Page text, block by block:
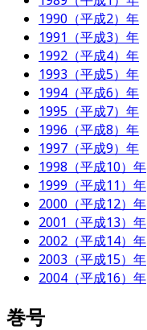
1990（平成2）年
1991（平成3）年
1992（平成4）年
1993（平成5）年
1994（平成6）年
1995（平成7）年
1996（平成8）年
1997（平成9）年
1998（平成10）年
1999（平成11）年
2000（平成12）年
2001（平成13）年
2002（平成14）年
2003（平成15）年
2004（平成16）年
巻号